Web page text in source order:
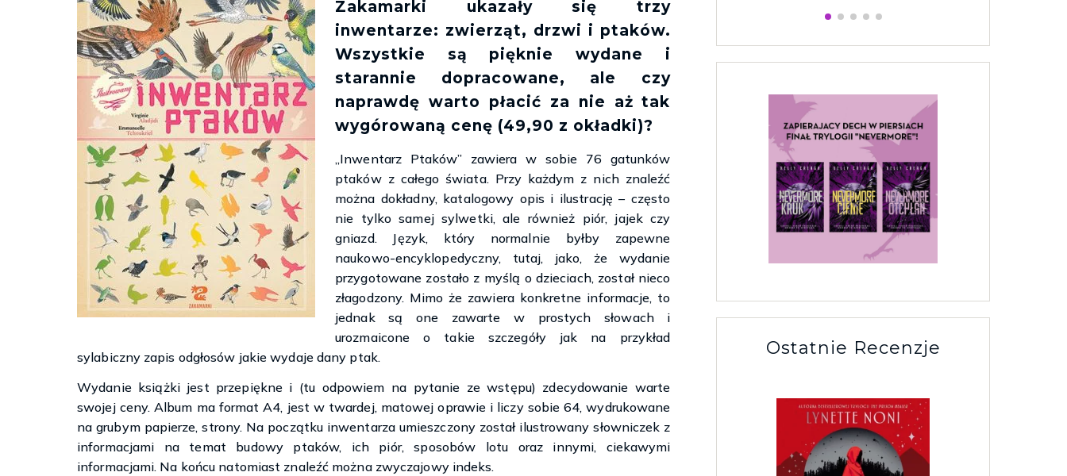
Zakamarki ukazały się trzy
inwentarze: zwierząt, drzwi i ptaków.
Wszystkie są pięknie wydane i
starannie dopracowane, ale czy
naprawdę warto płacić za nie aż tak
wygórowaną cenę (49,90 z okładki)?
„Inwentarz Ptaków” zawiera w sobie 76 gatunków
ptaków z całego świata. Przy każdym z nich znaleźć
można dokładny, katalogowy opis i ilustrację – często
nie tylko samej sylwetki, ale również piór, jajek czy
gniazd. Język, który normalnie byłby zapewne
naukowo-encyklopedyczny, tutaj, jako, że wydanie
przygotowane zostało z myślą o dzieciach, został nieco
złagodzony. Mimo że zawiera konkretne informacje, to
jednak są one zawarte w prostych słowach i
urozmaicone o takie szczegóły jak na przykład
sylabiczny zapis odgłosów jakie wydaje dany ptak.
Wydanie książki jest przepiękne i (tu odpowiem na pytanie ze wstępu) zdecydowanie warte
swojej ceny. Album ma format A4, jest w twardej, matowej oprawie i liczy sobie 64, wydrukowane
na grubym papierze, strony. Na początku inwentarza umieszczony został ilustrowany słowniczek z
informacjami na temat budowy ptaków, ich piór, sposobów lotu oraz innymi, ciekawymi
informacjami. Na końcu natomiast znaleźć można zwyczajowy indeks.
Ostatnie Recenzje